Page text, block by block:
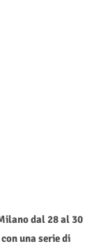
dal 28 al 30
una serie di